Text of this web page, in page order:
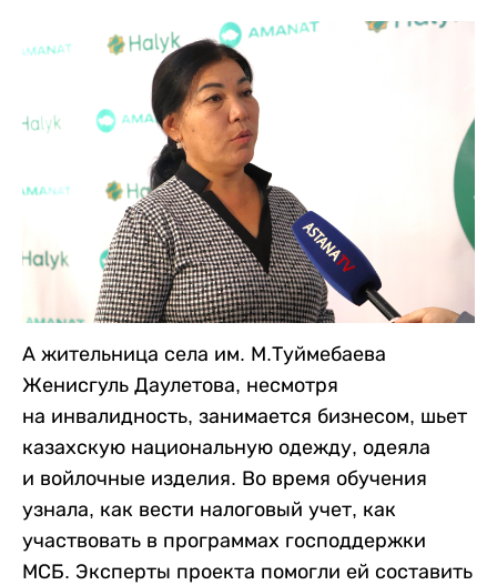
А жительница села им. М.Туймебаева
Женисгуль Даулетова, несмотря
на инвалидность, занимается бизнесом, шьет
казахскую национальную одежду, одеяла
и войлочные изделия. Во время обучения
узнала, как вести налоговый учет, как
участвовать в программах господдержки
МСБ. Эксперты проекта помогли ей составить